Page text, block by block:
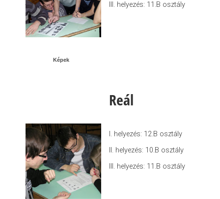
Képek
III. helyezés: 11.B osztály
Reál
I. helyezés: 12.B osztály
II. helyezés: 10.B osztály
III. helyezés: 11.B osztály